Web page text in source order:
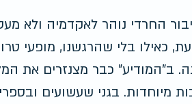
החרדי נוהר לאקדמיה ולא
בלי שהרגשנו, מופעי
ב"המודיע" כבר מצנזרים את
בגני שעשועים